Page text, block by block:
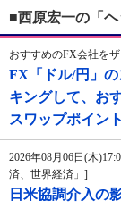
■西原宏一の「
おすすめのFX会社を
FX「ドル/円」
キングして、お
スワップポイン
2026年08月06日(木
済、世界経済」]
日米協調介入の